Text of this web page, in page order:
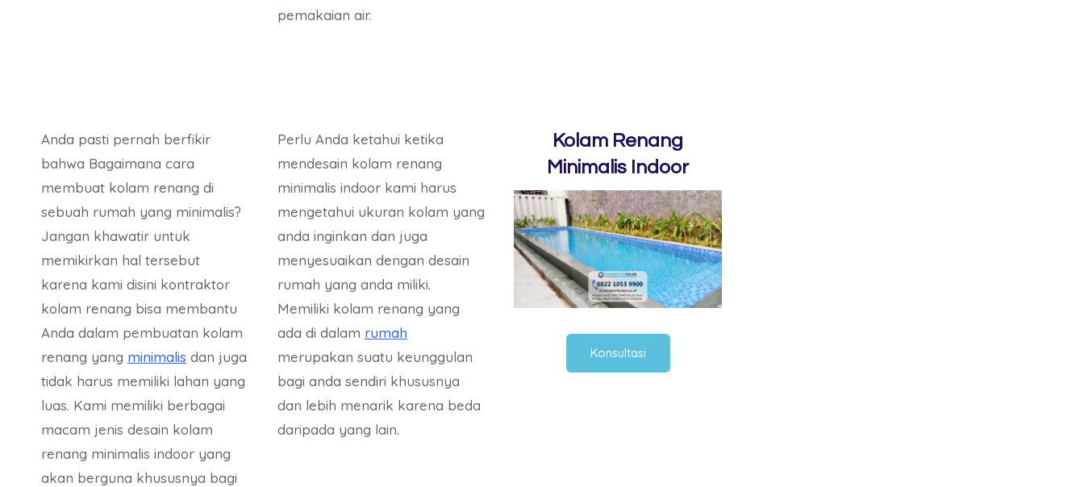
pemakaian air.
Anda pasti pernah berfikir
bahwa Bagaimana cara
membuat kolam renang di
sebuah rumah yang minimalis?
Jangan khawatir untuk
memikirkan hal tersebut
karena kami disini kontraktor
kolam renang bisa membantu
Anda dalam pembuatan kolam
renang yang minimalis dan juga
tidak harus memiliki lahan yang
luas. Kami memiliki berbagai
macam jenis desain kolam
renang minimalis indoor yang
akan berguna khususnya bagi
Perlu Anda ketahui ketika
mendesain kolam renang
minimalis indoor kami harus
mengetahui ukuran kolam yang
anda inginkan dan juga
menyesuaikan dengan desain
rumah yang anda miliki.
Memiliki kolam renang yang
ada di dalam rumah
merupakan suatu keunggulan
bagi anda sendiri khususnya
dan lebih menarik karena beda
daripada yang lain.
Kolam Renang
Minimalis Indoor
Konsultasi